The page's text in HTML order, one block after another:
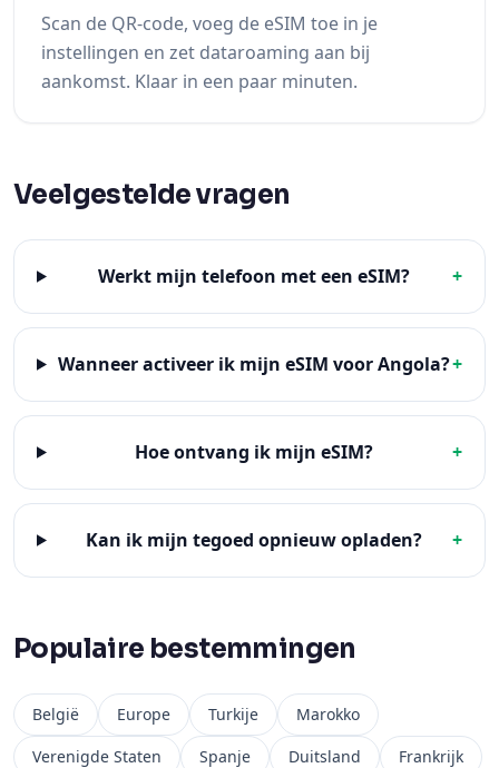
Scan de QR-code, voeg de eSIM toe in je
instellingen en zet dataroaming aan bij
aankomst. Klaar in een paar minuten.
Veelgestelde vragen
Werkt mijn telefoon met een eSIM? +
Wanneer activeer ik mijn eSIM voor Angola?+
Hoe ontvang ik mijn eSIM? +
Kan ik mijn tegoed opnieuw opladen? +
Populaire bestemmingen
België Europe Turkije
Marokko
Verenigde Staten
Spanje Duitsland Frankrijk